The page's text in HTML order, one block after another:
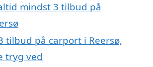
mindst 3 tilbud på
tilbud på carport i Reersø,
tryg ved